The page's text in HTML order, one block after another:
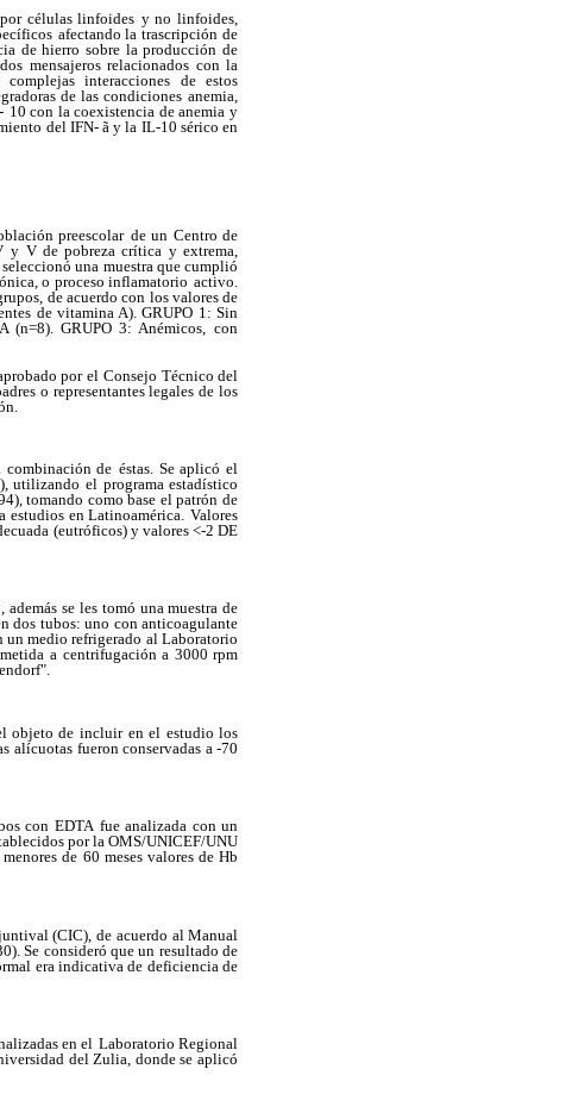
células linfoides y no linfoides,
afectando la trascripción de
de hierro sobre la producción de
mensajeros relacionados con la
interacciones de estos
de las condiciones anemia,
10 con la coexistencia de anemia y
del IFN- ã y la IL-10 sérico en
preescolar de un Centro de
y V de pobreza crítica y extrema,
una muestra que cumplió
o proceso inflamatorio activo.
de acuerdo con los valores de
de vitamina A). GRUPO 1: Sin
(n=8). GRUPO 3: Anémicos, con
por el Consejo Técnico del
o representantes legales de los
combinación de éstas. Se aplicó el
utilizando el programa estadístico
tomando como base el patrón de
estudios en Latinoamérica. Valores
(eutróficos) y valores <-2 DE
se les tomó una muestra de
dos tubos: uno con anticoagulante
un medio refrigerado al Laboratorio
a centrifugación a 3000 rpm
objeto de incluir en el estudio los
alícuotas fueron conservadas a -70
con EDTA fue analizada con un
por la OMS/UNICEF/UNU
de 60 meses valores de Hb
(CIC), de acuerdo al Manual
Se consideró que un resultado de
era indicativa de deficiencia de
en el Laboratorio Regional
del Zulia, donde se aplicó